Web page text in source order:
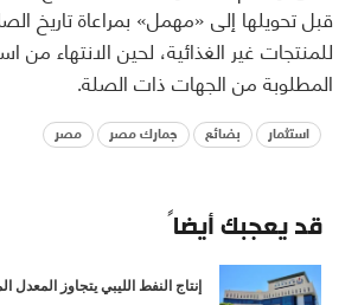
للمنتجات غير الغذائية، لحين الانتهاء من
المطلوبة من الجهات ذات الصلة.
استثمار بضائع جمارك مصر مصر
قد يعجبك أيضاً
إنتاج النفط الليبي يتجاوز المعدل